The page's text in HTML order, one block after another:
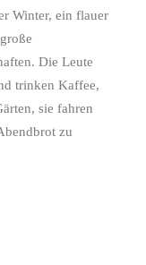
Winter, ein flauer
Die Leute
trinken Kaffee,
sie fahren
zu